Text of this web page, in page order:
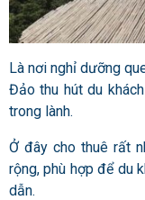
Là nơi nghỉ dưỡng
Đảo thu hút du
trong lành.
Ở đây cho thuê rất
rộng, phù hợp để du
dẫn.